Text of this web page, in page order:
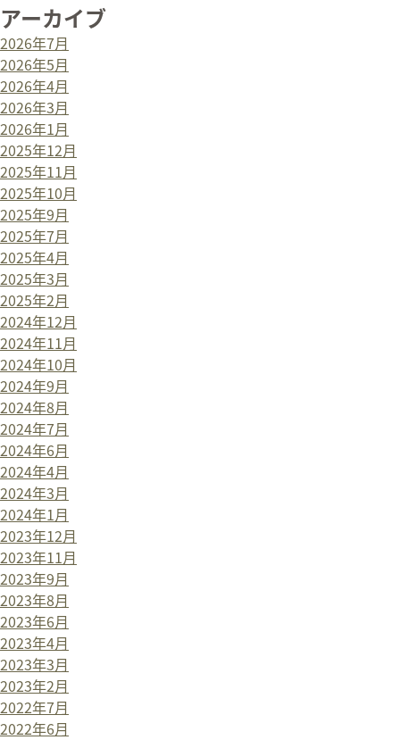
アーカイブ
2026年7月
2026年5月
2026年4月
2026年3月
2026年1月
2025年12月
2025年11月
2025年10月
2025年9月
2025年7月
2025年4月
2025年3月
2025年2月
2024年12月
2024年11月
2024年10月
2024年9月
2024年8月
2024年7月
2024年6月
2024年4月
2024年3月
2024年1月
2023年12月
2023年11月
2023年9月
2023年8月
2023年6月
2023年4月
2023年3月
2023年2月
2022年7月
2022年6月